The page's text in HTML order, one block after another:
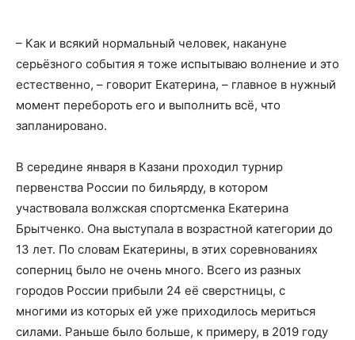
– Как и всякий нормальный человек, накануне
серьёзного события я тоже испытываю волнение и это
естественно, – говорит Екатерина, – главное в нужный
момент перебороть его и выполнить всё, что
запланировано.
В середине января в Казани проходил турнир
первенства России по бильярду, в котором
участвовала волжская спортсменка Екатерина
Брытченко. Она выступала в возрастной категории до
13 лет. По словам Екатерины, в этих соревнованиях
соперниц было не очень много. Всего из разных
городов России прибыли 24 её сверстницы, с
многими из которых ей уже приходилось мериться
силами. Раньше было больше, к примеру, в 2019 году